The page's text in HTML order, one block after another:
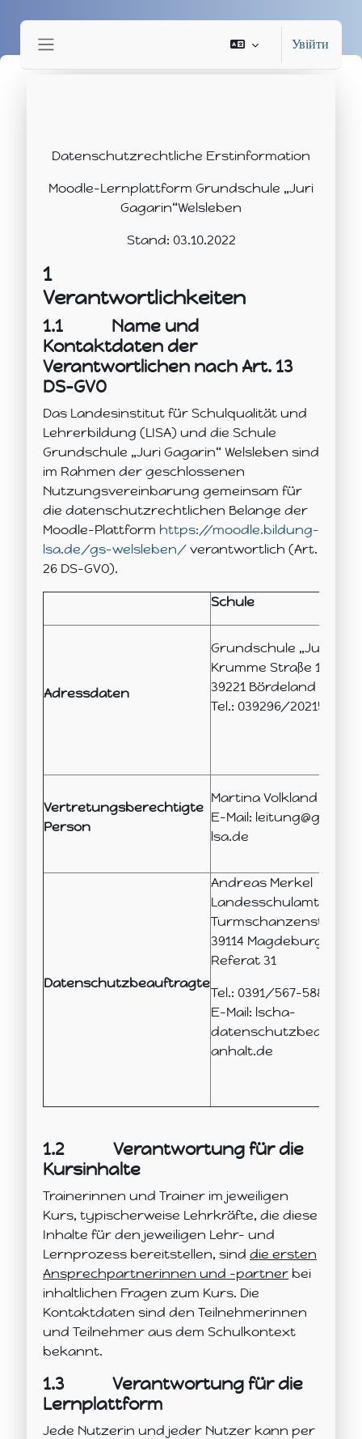
Увійти
Datenschutzrechtliche Erstinformation
Moodle-Lernplattform Grundschule „Juri
Gagarin“Welsleben
Stand: 03.10.2022
1
Verantwortlichkeiten
1.1 Name und
Kontaktdaten der
Verantwortlichen nach Art. 13
DS-GVO
Das Landesinstitut für Schulqualität und
Lehrerbildung (LISA) und die Schule
Grundschule „Juri Gagarin“ Welsleben sind
im Rahmen der geschlossenen
Nutzungsvereinbarung gemeinsam für
die datenschutzrechtlichen Belange der
Moodle-Plattform https://moodle.bildung-
lsa.de/gs-welsleben/ verantwortlich (Art.
26 DS-GVO).
Schule
Adressdaten
Grundschule „Juri
Krumme Straße 13
39221 Bördeland (OT
Tel.: 039296/20215
Vertretungsberechtigte
Person
Martina Volkland
E-Mail: leitung@gs-
lsa.de
Datenschutzbeauftragte
Andreas Merkel
Landesschulamt
Turmschanzenstraße
39114 Magdeburg
Referat 31
Tel.: 0391/567-5889
E-Mail: lscha-
anhalt.de
1.2 Verantwortung für die
Kursinhalte
Trainerinnen und Trainer im jeweiligen
Kurs, typischerweise Lehrkräfte, die diese
Inhalte für den jeweiligen Lehr- und
Lernprozess bereitstellen, sind die ersten
Ansprechpartnerinnen und -partner bei
inhaltlichen Fragen zum Kurs. Die
Kontaktdaten sind den Teilnehmerinnen
und Teilnehmer aus dem Schulkontext
bekannt.
1.3 Verantwortung für die
Lernplattform
Jede Nutzerin und jeder Nutzer kann per